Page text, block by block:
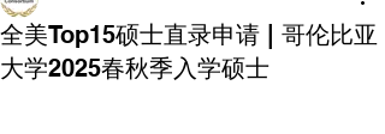
全美Top15硕士直录申请 | 哥伦比亚
大学2025春秋季入学硕士